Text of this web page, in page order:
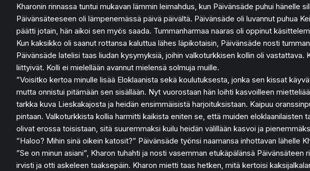
Kharonin rinnassa tuntui mukavan lämmin leimahdus, kun Päivänsäde puhui hänelle
Päivänsäteeseen oli lämpenemässä päivä päivältä. Päivänsäde oli luvannut puhua
päätti jotain, hän aikoi sen myös saada. Tummanharmaa naaras oli oppinut
Kun kaksikko oli saanut rottansa kaluttua lähes läpikotaisin, Päivänsäde nosti
Päivänsäde latelisi taas liudan kysymyksiä, joihin valkoturkkisen kollin oli
liittyivät. Kolli ei mielellään avannut mielensä solmuja muille.
”Voisitko kertoa minulle lisää Eloklaanista sekä koulutuksesta, jonka sen kissat
mutta onnistui pitämään sen sisällään. Nyt vuorostaan hän loihti kasvoilleen
tarkka kuva Lieskakajosta ja heidän ensimmäisistä harjoituksistaan. Kaipuu
pintaan. Valkoturkkista kollia harmitti kaikista eniten se, että muiden
olivat erossa toisistaan, sitä suuremmaksi kuilu heidän välillään kasvoi ja
”Haloo? Mihin sinä oikein katosit?” Päivänsäde työnsi naamansa inhottavan lähelle
”Se on minun asiani”, Kharon tuhahti ja nosti vasemman etukäpälänsä
irvisti ja otti askeleen taaksepäin. Kharon mietti taas hetken, mitä kertoisi